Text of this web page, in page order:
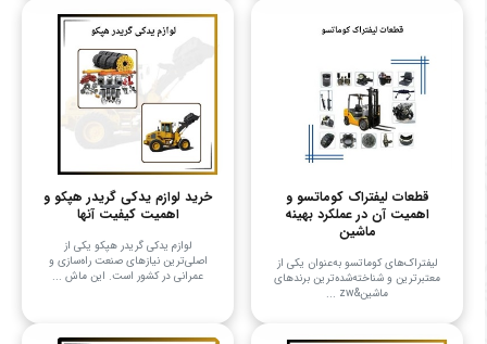
قطعات لیفتراک کوماتسو و
اهمیت آن در عملکرد بهینه
ماشین
لیفتراک‌های کوماتسو به‌عنوان یکی از
معتبرترین و شناخته‌شده‌ترین برندهای
ماشین&zw ...
خرید لوازم یدکی گریدر هپکو و
اهمیت کیفیت آنها
لوازم یدکی گریدر هپکو یکی از
اصلی‌ترین نیازهای صنعت راه‌سازی و
عمرانی در کشور است. این ماش ...